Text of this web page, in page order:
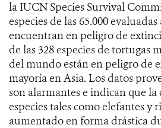
la IUCN Species Survival
especies de las 65.000 evaluadas
encuentran en peligro de
de las 328 especies de tortugas
del mundo están en peligro de
mayoría en Asia. Los datos
son alarmantes e indican que la
especies tales como elefantes y
aumentado en forma drástica